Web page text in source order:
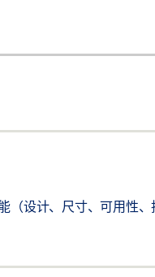
（设计、尺寸、可用性